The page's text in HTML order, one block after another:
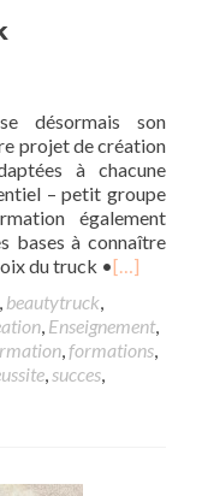
désormais son
projet de création
à chacune
– petit groupe
également
bases à connaître
du truck •[…]
, beautytruck,
, Enseignement,
,formations,
,succes,